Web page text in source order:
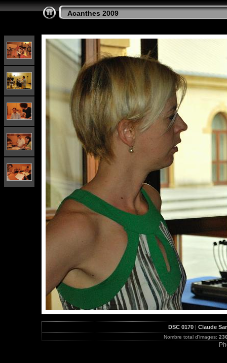
Acanthes 2009
DSC 0170| Claude
Nombre total d'images: